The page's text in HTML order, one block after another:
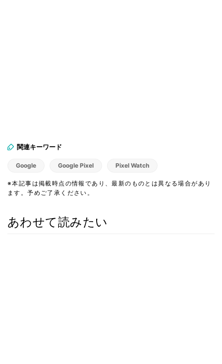
関連キーワード
Google Google Pixel Pixel Watch
※本記事は掲載時点の情報であり、最新のものとは異なる場合があり
ます。予めご了承ください。
あわせて読みたい